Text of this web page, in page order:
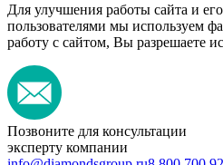
Для улучшения работы сайта и
пользователями мы используем
работу с сайтом, Вы разрешаете
Позвоните для консультации
эксперту компании